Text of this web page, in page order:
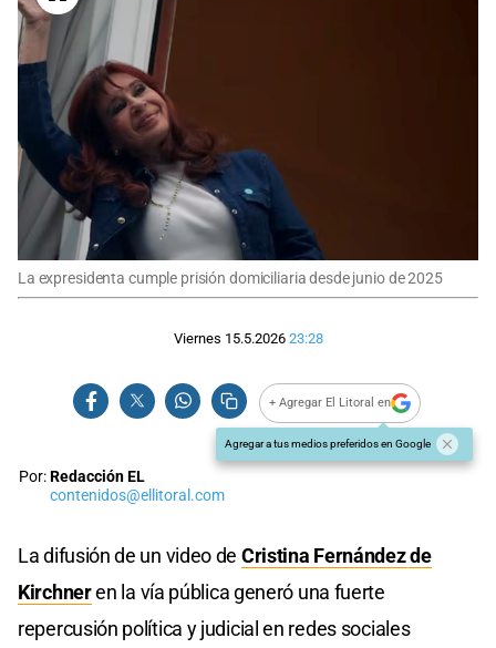
La expresidenta cumple prisión domiciliaria desde junio de 2025
Viernes 15.5.2026 23:28
+ Agregar El Litoral en
Agregar a tus medios preferidos en Google
Por:Redacción EL
contenidos@ellitoral.com
La difusión de un video de Cristina Fernándezde
Kirchneren la vía pública generó una fuerte
repercusión política y judicial en redes sociales